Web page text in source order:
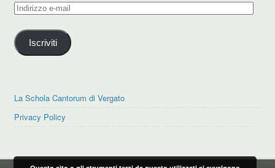
Indirizzo
mail
Iscriviti
La Schola Cantorum di Vergato
Privacy Policy